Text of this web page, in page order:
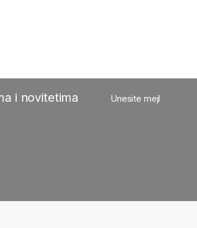
i novitetima
Unesite mejl